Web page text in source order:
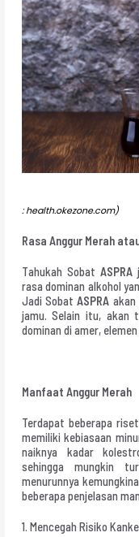
: health.okezone.com)
Rasa Anggur Merah
Tahukah Sobat ASPRA
rasa dominan alkohol
Jadi SobatASPRA
jamu. Selain itu, akan
dominan di amer,
Manfaat Anggur Merah
Terdapat beberapa
memiliki kebiasaan
naiknya kadar
sehingga mungkin
menurunnya
beberapa penjelasan
1. Mencegah Risiko